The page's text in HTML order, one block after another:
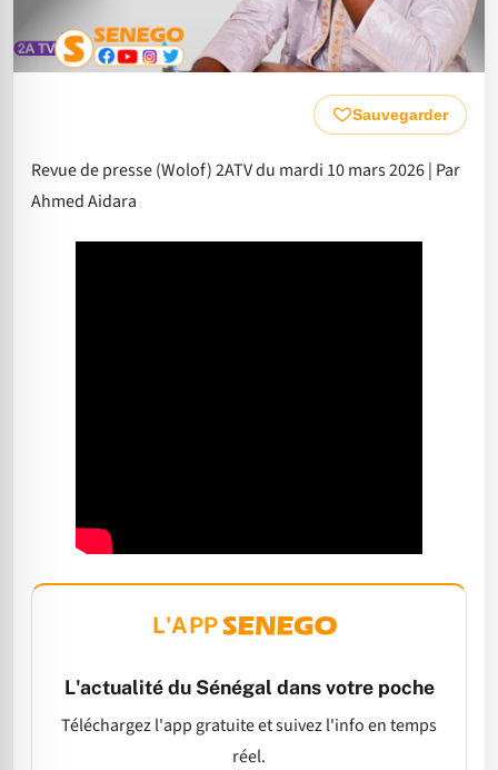
Sauvegarder
Revue de presse (Wolof) 2ATV du mardi 10 mars 2026 | Par
Ahmed Aidara
L'APP
L'actualité du Sénégal dans votre poche
Téléchargez l'app gratuite et suivez l'info en temps
réel.